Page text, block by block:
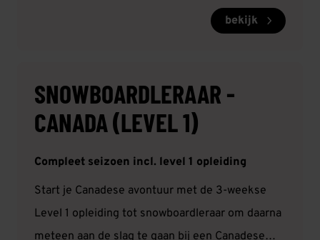
bekijk
SNOWBOARDLERAAR -
CANADA (LEVEL 1)
Compleet seizoen incl. level 1 opleiding
Start je Canadese avontuur met de 3-weekse
Level 1 opleiding tot snowboardleraar om daarna
meteen aan de slag te gaan bij een Canadese